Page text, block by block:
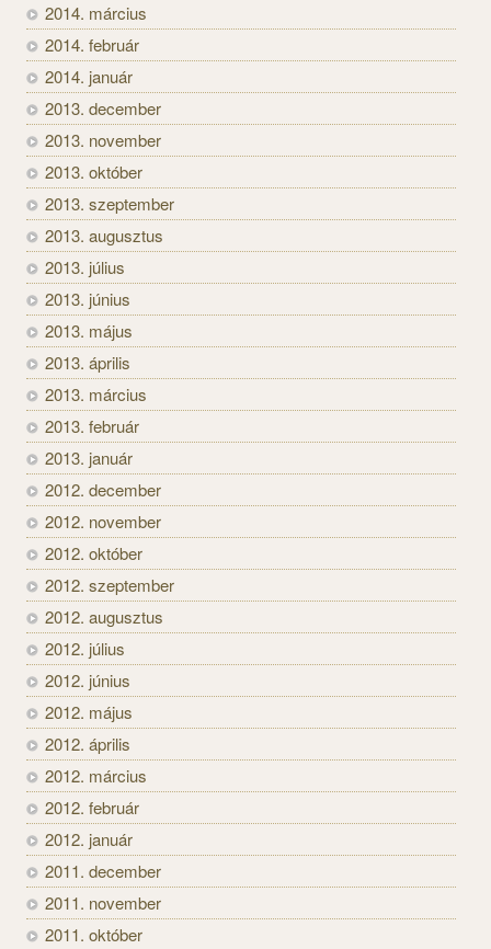
2014. március
2014. február
2014. január
2013. december
2013. november
2013. október
2013. szeptember
2013. augusztus
2013. július
2013. június
2013. május
2013. április
2013. március
2013. február
2013. január
2012. december
2012. november
2012. október
2012. szeptember
2012. augusztus
2012. július
2012. június
2012. május
2012. április
2012. március
2012. február
2012. január
2011. december
2011. november
2011. október